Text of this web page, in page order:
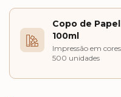
Copo de
100ml
Impressão em
500 unidades